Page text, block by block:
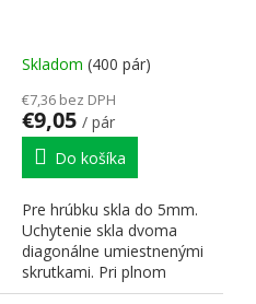
Skladom (400 pár)
€7,36 bez DPH
€9,05 / pár
Do košíka
Pre hrúbku skla do 5mm.
Uchytenie skla dvoma
diagonálne umiestnenými
skrutkami. Pri plnom
vsunutí skla do závesu je...